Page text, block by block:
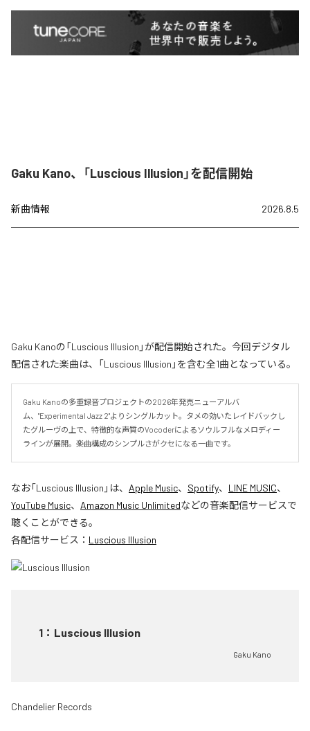
Gaku Kano、「Luscious Illusion」を配信開始
新曲情報 2026.8.5
Gaku Kanoの「Luscious Illusion」が配信開始された。今回デジタル
配信された楽曲は、「Luscious Illusion」を含む全1曲となっている。
Gaku Kanoの多重録音プロジェクトの2026年発売ニューアルバ
ム、"Experimental Jazz 2"よりシングルカット。タメの効いたレイドバックし
たグルーヴの上で、特徴的な声質のVocoderによるソウルフルなメロディー
ラインが展開。楽曲構成のシンプルさがクセになる一曲です。
なお「Luscious Illusion 」は、 Apple Music、 Spotify、 LINE MUSIC、
YouTube Music、 Amazon Music Unlimitedなどの音楽配信サービスで
聴くことができる。
各配信サービス： Luscious Illusion
1 ： Luscious Illusion
Gaku Kano
Chandelier Records